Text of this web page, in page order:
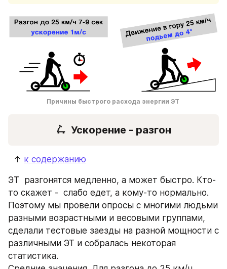
Причины быстрого расхода энергии ЭТ
🛴 Ускорение - разгон
  ↑
к содержанию
ЭT  разгонятся медленно, а может быстро. Кто-
то скажет -  слабо едет, а кому-то нормально.
Поэтому мы провели опросы с многими людьми
разными возрастными и весовыми группами,
сделали тестовые заезды на разной мощности с
различными ЭТ и собралась некоторая
статистика.